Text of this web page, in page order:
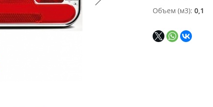
Объем (м3) 0,1